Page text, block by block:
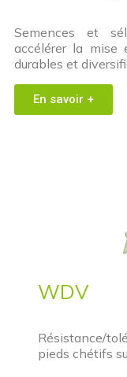
Semences et
accélérer la mise
durables et
En savoir +
WDV
Résistance/
pieds chétifs